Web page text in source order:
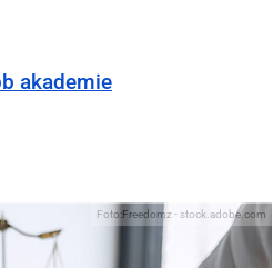
akademie
Foto:Freedomz - stock.adobe.com